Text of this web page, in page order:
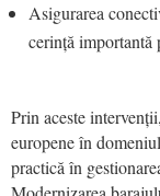
Asigurarea
cerință importantă
Prin aceste
europene în
practică în